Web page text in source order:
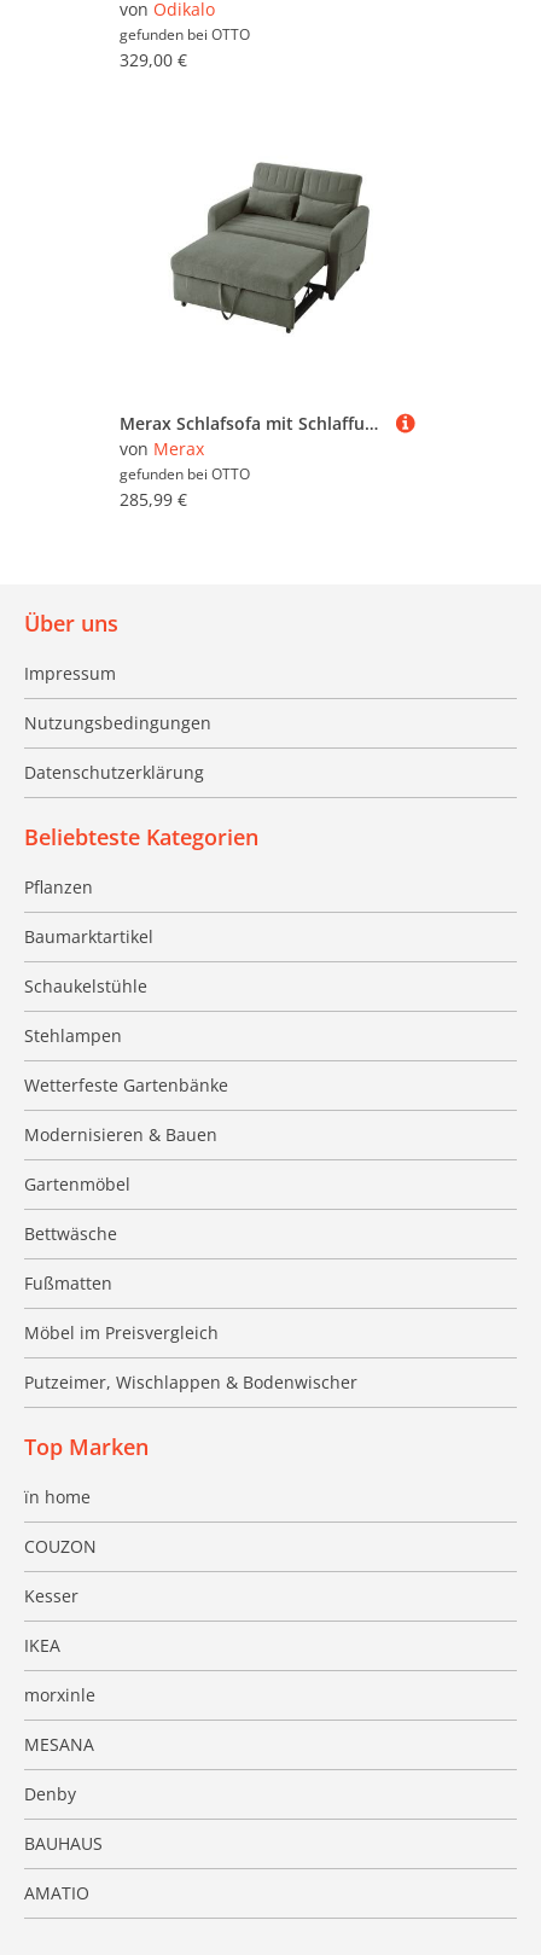
von Odikalo
gefunden bei OTTO
329,00 €
Merax Schlafsofa mit Schlaffunktion, Zweisitzer-Klappsofa, Baumwoll-Leinen-Stoff 1 Teile, Ausziehbares Sofabett mit 3-stufig verstellbarer Rückenlehne & Kissen
von Merax
gefunden bei OTTO
285,99 €
Über uns
Impressum
Nutzungsbedingungen
Datenschutzerklärung
Beliebteste Kategorien
Pflanzen
Baumarktartikel
Schaukelstühle
Stehlampen
Wetterfeste Gartenbänke
Modernisieren & Bauen
Gartenmöbel
Bettwäsche
Fußmatten
Möbel im Preisvergleich
Putzeimer, Wischlappen & Bodenwischer
Top Marken
ïn home
COUZON
Kesser
IKEA
morxinle
MESANA
Denby
BAUHAUS
AMATIO